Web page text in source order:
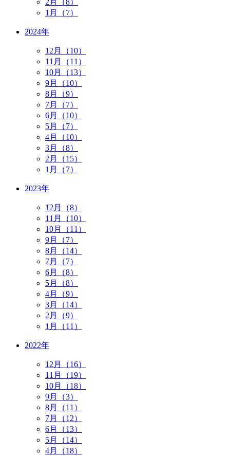
2月（8）
1月（7）
2024年
12月（10）
11月（11）
10月（13）
9月（10）
8月（9）
7月（7）
6月（10）
5月（7）
4月（10）
3月（8）
2月（15）
1月（7）
2023年
12月（8）
11月（10）
10月（11）
9月（7）
8月（14）
7月（7）
6月（8）
5月（8）
4月（9）
3月（14）
2月（9）
1月（11）
2022年
12月（16）
11月（19）
10月（18）
9月（3）
8月（11）
7月（12）
6月（13）
5月（14）
4月（18）